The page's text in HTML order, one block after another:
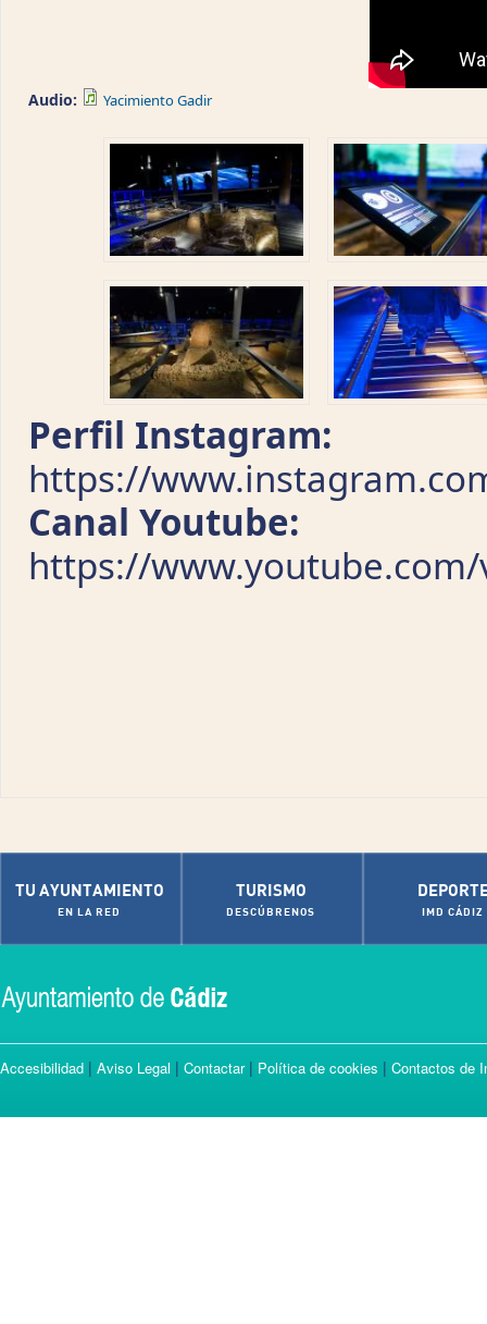
Audio: Yacimiento Gadir
Perfil Instagram:
https://
Canal Youtube:
https://
TU AYUNTAMIENTO
EN LA RED
TURISMO
DESCÚBRENOS IMD CÁDIZ
Accesibilidad | Aviso Legal | Contactar| Política de cookies | Contactos de